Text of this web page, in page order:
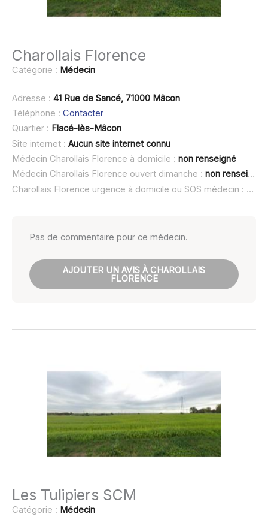
Charollais Florence
Catégorie : Médecin
Adresse : 41 Rue de Sancé, 71000 Mâcon
Téléphone : Contacter
Quartier : Flacé-lès-Mâcon
Site internet : Aucun site internet connu
Médecin Charollais Florence à domicile : non renseigné
Médecin Charollais Florence ouvert dimanche : non renseigné
Charollais Florence urgence à domicile ou SOS médecin :
non
Pas de commentaire pour ce médecin.
AJOUTER UN AVIS À CHAROLLAIS
FLORENCE
Les Tulipiers SCM
Catégorie : Médecin